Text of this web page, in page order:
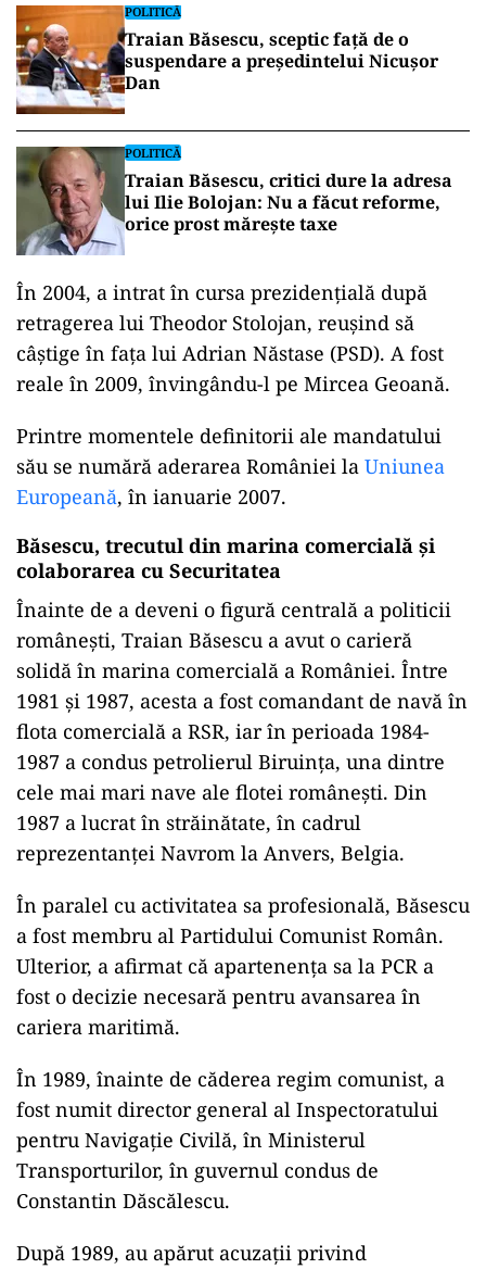
POLITICĂ
Traian Băsescu, sceptic față de o
suspendare a președintelui Nicușor
Dan
POLITICĂ
Traian Băsescu, critici dure la adresa
lui Ilie Bolojan: Nu a făcut reforme,
orice prost mărește taxe
În 2004, a intrat în cursa prezidențială după
retragerea lui Theodor Stolojan, reușind să
câștige în fața lui Adrian Năstase (PSD). A fost
reale în 2009, învingându-l pe Mircea Geoană.
Printre momentele definitorii ale mandatului
său se numără aderarea României la Uniunea
Europeană, în ianuarie 2007.
Băsescu, trecutul din marina comercială și
colaborarea cu Securitatea
Înainte de a deveni o figură centrală a politicii
românești, Traian Băsescu a avut o carieră
solidă în marina comercială a României. Între
1981 și 1987, acesta a fost comandant de navă în
flota comercială a RSR, iar în perioada 1984-
1987 a condus petrolierul Biruința, una dintre
cele mai mari nave ale flotei românești. Din
1987 a lucrat în străinătate, în cadrul
reprezentanței Navrom la Anvers, Belgia.
În paralel cu activitatea sa profesională, Băsescu
a fost membru al Partidului Comunist Român.
Ulterior, a afirmat că apartenența sa la PCR a
fost o decizie necesară pentru avansarea în
cariera maritimă.
În 1989, înainte de căderea regim comunist, a
fost numit director general al Inspectoratului
pentru Navigație Civilă, în Ministerul
Transporturilor, în guvernul condus de
Constantin Dăscălescu.
După 1989, au apărut acuzații privind